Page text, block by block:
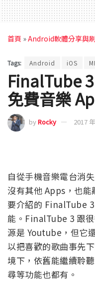
首頁 »Android軟體分享與
Tags: Android iOS
FinalTube
免費音樂
byRocky 2017
自從手機音樂電台消
沒有其他 Apps，也
要介紹的 FinalTube
能。FinalTube 3 跟
源是 Youtube，但它
以把喜歡的歌曲事先
境下，依舊能繼續聆
尋等功能也都有。